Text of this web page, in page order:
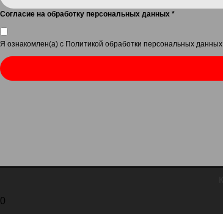
Согласие на обработку персональных данных *
Я ознакомлен(а) с Политикой обработки персональных данных
0